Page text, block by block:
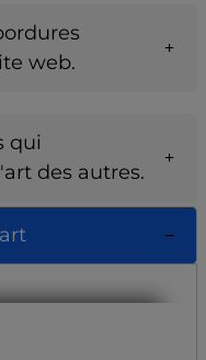
web.
qui
des autres.